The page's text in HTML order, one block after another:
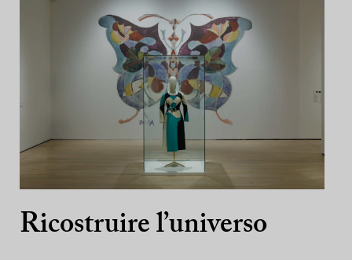
Ricostruire l’universo